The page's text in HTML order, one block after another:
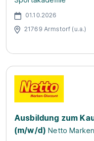
01.10.2026
21769 Armstorf (u.a.)
Ausbildung zum
(m/w/d) Netto